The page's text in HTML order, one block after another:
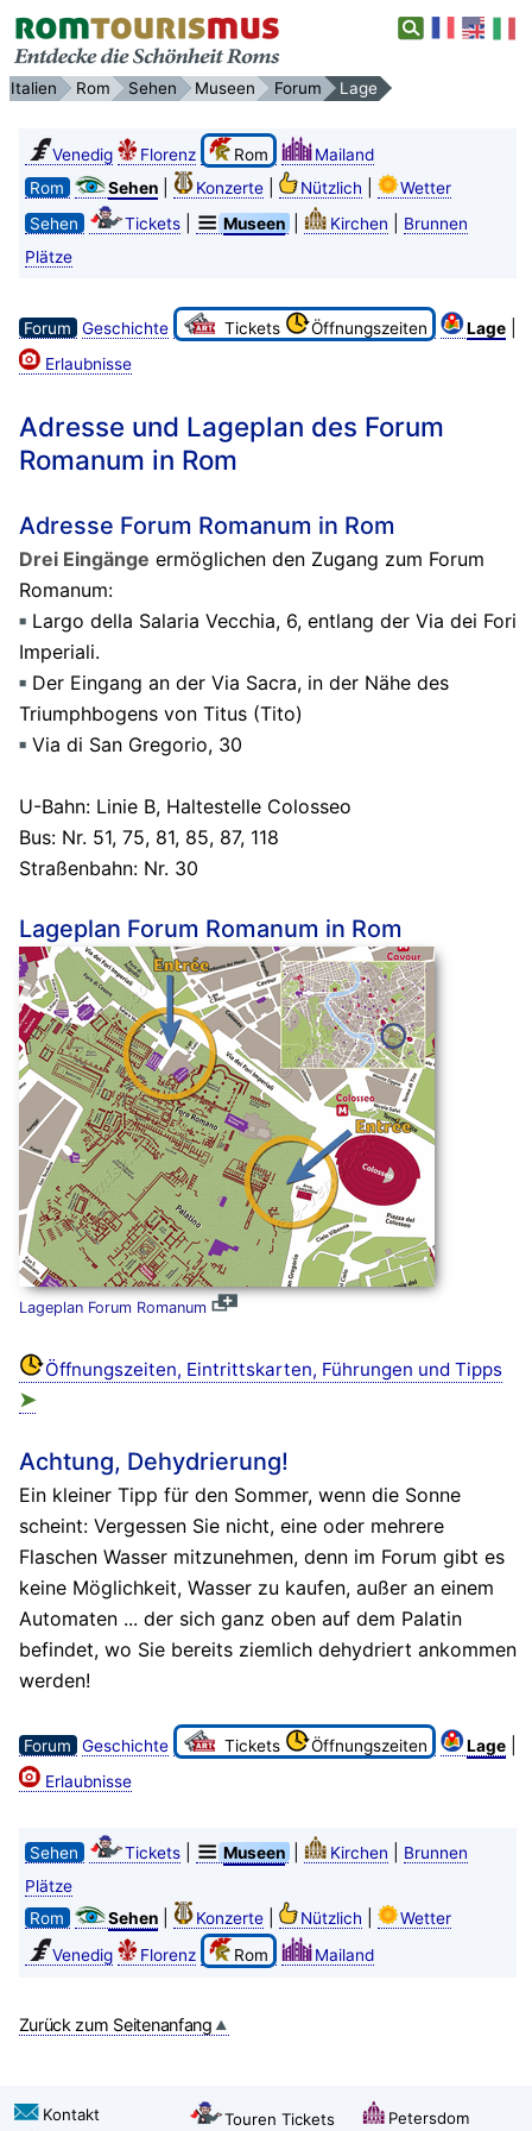
Italien Rom Sehen Museen Forum Lage
Venedig Florenz Rom
Mailand
Rom
Sehen| Konzerte| Nützlich
Wetter
Sehen
Tickets| Museen Kirchen
Brunnen
Plätze
Forum Geschichte Tickets Öffnungszeiten Lage|
Erlaubnisse
Adresse und Lageplan des Forum
Romanum in Rom
Adresse Forum Romanum in Rom
Drei Eingänge ermöglichen den Zugang zum Forum
Romanum:
Largo della Salaria Vecchia, 6, entlang der Via dei Fori
Imperiali.
Der Eingang an der Via Sacra, in der Nähe des
Triumphbogens von Titus (Tito)
Via di San Gregorio, 30
U-Bahn: Linie B, Haltestelle Colosseo
Bus: Nr. 51, 75, 81, 85, 87, 118
Straßenbahn: Nr. 30
Lageplan Forum Romanum in Rom
Lageplan Forum Romanum
Öffnungszeiten, Eintrittskarten, Führungen und Tipps
➤
Achtung, Dehydrierung!
Ein kleiner Tipp für den Sommer, wenn die Sonne
scheint: Vergessen Sie nicht, eine oder mehrere
Flaschen Wasser mitzunehmen, denn im Forum gibt es
keine Möglichkeit, Wasser zu kaufen, außer an einem
Automaten ... der sich ganz oben auf dem Palatin
befindet, wo Sie bereits ziemlich dehydriert ankommen
werden!
Forum Geschichte Tickets Öffnungszeiten Lage|
Erlaubnisse
Sehen Tickets| Museen Kirchen
Brunnen
Plätze
Rom
Sehen| Konzerte| Nützlich
Wetter
Venedig
Florenz Rom Mailand
Zurück zum Seitenanfang
Kontakt Touren Tickets Petersdom